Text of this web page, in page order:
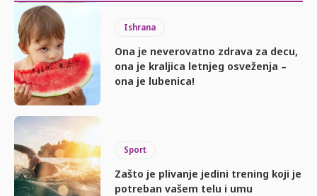
Ishrana
Ona je neverovatno zdrava za decu,
ona je kraljica letnjeg osveženja –
ona je lubenica!
Sport
Zašto je plivanje jedini trening koji je
potreban vašem telu i umu